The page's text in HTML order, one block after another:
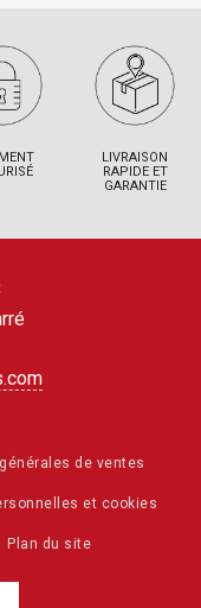
LIVRAISON
RAPIDE ET
GARANTIE
de ventes
et cookies
Plan du site